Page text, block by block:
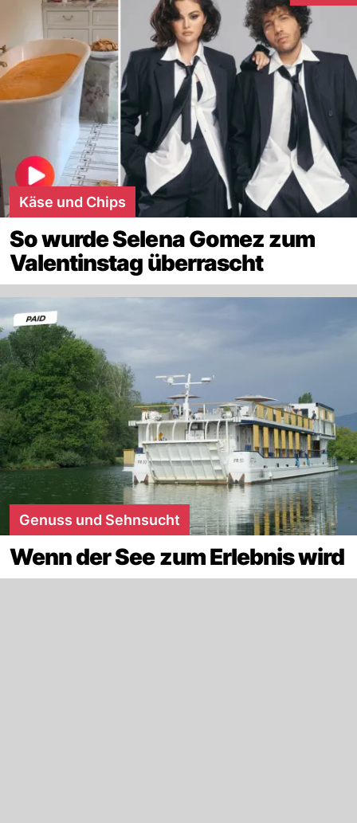
Käse und Chips
So wurde Selena Gomez zum
Valentinstag überrascht
Genuss und Sehnsucht
Wenn der See zum Erlebnis wird